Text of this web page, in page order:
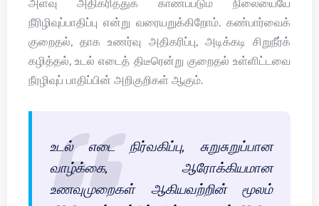
அளவு அதிகரித்துக் காணப்படும் நிலையையே
நீரிழிவுப்பாதிப்பு என்று வரையறுக்கிறோம். கண்பார்வைக்
குறைதல், தாக உணர்வு அதிகரிப்பு, அடிக்கடி சிறுநீர்க்
கழித்தல், உடல் எடைத் திடீரென்று குறைதல் உள்ளிட்டவை
நீரழிவுப் பாதிப்பின் அறிகுறிகள் ஆகும்.
உடல் எடை நிர்வகிப்பு, சுறுசுறுப்பான
வாழ்க்கை, ஆரோக்கியமான
உணவுமுறைகள் ஆகியவற்றின் மூலம்